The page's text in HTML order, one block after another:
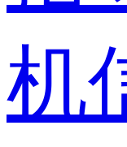
机